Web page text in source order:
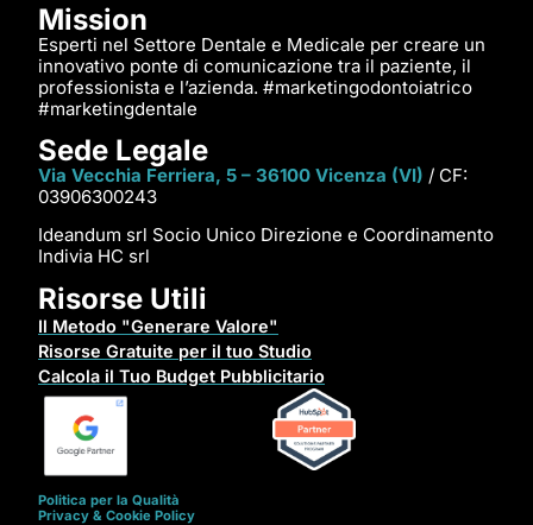
Mission
Esperti nel Settore Dentale e Medicale per creare un
innovativo ponte di comunicazione tra il paziente, il
professionista e l’azienda. #marketingodontoiatrico
#marketingdentale
Sede Legale
Via Vecchia Ferriera, 5 – 36100 Vicenza (VI) / CF:
03906300243
Ideandum srl Socio Unico Direzione e Coordinamento
Indivia HC srl
Risorse Utili
Il Metodo "Generare Valore"
Risorse Gratuite per il tuo Studio
Calcola il Tuo Budget Pubblicitario
Politica per la Qualità
Privacy & Cookie Policy